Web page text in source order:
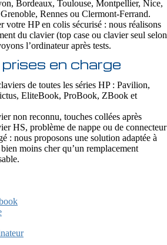
Bordeaux, Toulouse, Montpellier, Nice,
Rennes ou Clermont-Ferrand.
votre HP en colis sécurisé : nous réalisons
du clavier (top case ou clavier seul selon
l’ordinateur après tests.
en charge
de toutes les séries HP : Pavilion,
EliteBook, ProBook, ZBook et
non reconnu, touches collées après
HS, problème de nappe ou de connecteur
: nous proposons une solution adaptée à
moins cher qu’un remplacement